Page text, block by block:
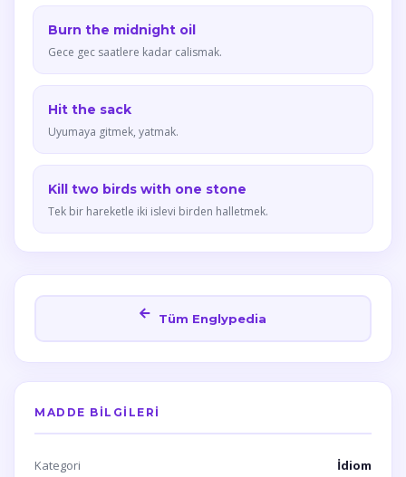
Burn the midnight oil
Gece gec saatlere kadar calismak.
Hit the sack
Uyumaya gitmek, yatmak.
Kill two birds with one stone
Tek bir hareketle iki islevi birden halletmek.
Tüm Englypedia
MADDE BILGILERI
Kategori İdiom